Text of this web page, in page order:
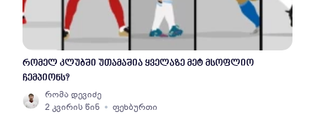
რომელ კლუბში უთამაშია ყველაზე მეტ მსოფლიო
ჩემპიონს?
რომა დევიძე
2 კვირის წინ
ფეხბურთი